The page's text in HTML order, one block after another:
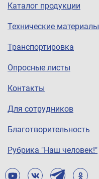
Каталог продукции
Технические материалы
Транспортировка
Опросные листы
Контакты
Для сотрудников
Благотворительность
Рубрика "Наш человек!"